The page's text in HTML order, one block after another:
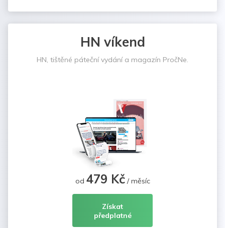
HN víkend
HN, tištěné páteční vydání a magazín PročNe.
od 479 Kč/ měsíc
Získat
předplatné